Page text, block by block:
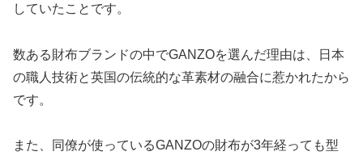
していたことです。
数ある財布ブランドの中でGANZOを選んだ理由は、日本
の職人技術と英国の伝統的な革素材の融合に惹かれたから
です。
また、同僚が使っているGANZOの財布が3年経っても型